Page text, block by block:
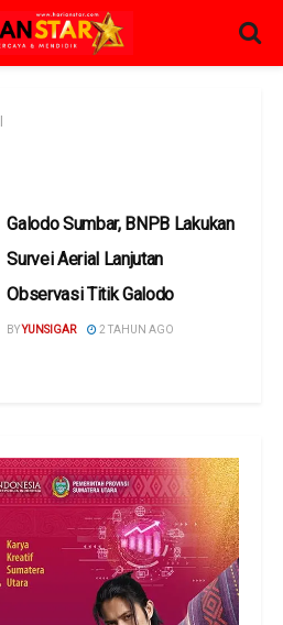
Galodo Sumbar, BNPB Lakukan
Survei Aerial Lanjutan
Observasi Titik Galodo
BYYUNSIGAR 2 TAHUN AGO